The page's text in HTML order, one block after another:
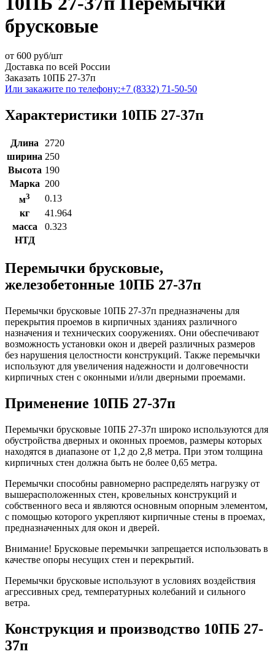
брусковые
от 600 руб/шт
Доставка по всей России
Заказать 10ПБ 27-37п
Или закажите по телефону:+7 (8332) 71-50-50
Характеристики 10ПБ 27-37п
Длина
2720
ширина 250
Высота 190
Марка 200
м3
0.13
кг
41.964
масса
0.323
НТД
Перемычки брусковые,
железобетонные 10ПБ 27-37п
Перемычки брусковые 10ПБ 27-37п предназначены для
перекрытия проемов в кирпичных зданиях различного
назначения и технических сооружениях. Они обеспечивают
возможность установки окон и дверей различных размеров
без нарушения целостности конструкций. Также перемычки
используют для увеличения надежности и долговечности
кирпичных стен с оконными и/или дверными проемами.
Применение 10ПБ 27-37п
Перемычки брусковые 10ПБ 27-37п широко используются для
обустройства дверных и оконных проемов, размеры которых
находятся в диапазоне от 1,2 до 2,8 метра. При этом толщина
кирпичных стен должна быть не более 0,65 метра.
Перемычки способны равномерно распределять нагрузку от
вышерасположенных стен, кровельных конструкций и
собственного веса и являются основным опорным элементом,
с помощью которого укрепляют кирпичные стены в проемах,
предназначенных для окон и дверей.
Внимание! Брусковые перемычки запрещается использовать в
качестве опоры несущих стен и перекрытий.
Перемычки брусковые используют в условиях воздействия
агрессивных сред, температурных колебаний и сильного
ветра.
Конструкция и производство 10ПБ 27-
37п